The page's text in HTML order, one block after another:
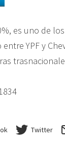
es uno de
YPF y
Twitter